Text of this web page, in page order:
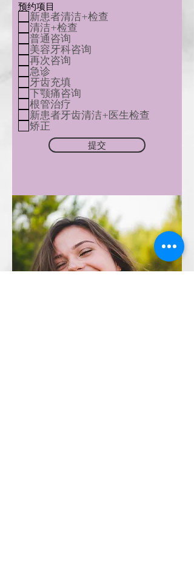
预约项目
新患者清洁+检查
清洁+检查
普通咨询
美容牙科咨询
再次咨询
急诊
牙齿充填
下颚痛咨询
根管治疗
新患者牙齿清洁+医生检查
矫正
提交